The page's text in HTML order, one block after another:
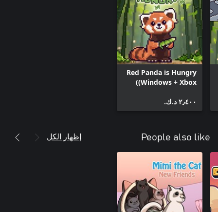
Red Panda is Hungry
(Windows + Xbox)
٢٫٤٠٠ د.ك.‏
People also like إظهار الكل